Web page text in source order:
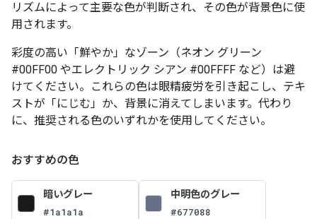
リズムによって主要な色が判断され、その色が背景色に使
用されます。
彩度の高い「鮮やか」なゾーン（ネオン グリーン
#00FF00 やエレクトリック シアン #00FFFF など）は避
けてください。これらの色は眼精疲労を引き起こし、テキ
ストが「にじむ」か、背景に消えてしまいます。代わり
に、推奨される色のいずれかを使用してください。
おすすめの色
暗いグレー
#1a1a1a
中明色のグレー
#677088